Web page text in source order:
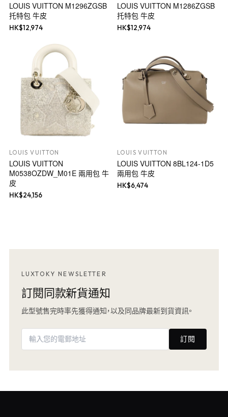
LOUIS VUITTON M1296ZGSB
托特包 牛皮
HK$12,974
LOUIS VUITTON M1286ZGSB
托特包 牛皮
HK$12,974
LOUIS VUITTON
LOUIS VUITTON
M0538OZDW_M01E 兩用包 牛
皮
HK$24,156
LOUIS VUITTON
LOUIS VUITTON 8BL124-1D5
兩用包 牛皮
HK$6,474
LUXTOKY NEWSLETTER
訂閱同款新貨通知
此型號售完時率先獲得通知，以及同品牌最新到貨資訊。
訂閱